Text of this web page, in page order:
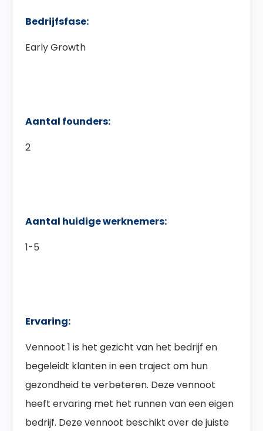
Bedrijfsfase:
Early Growth
Aantal founders:
2
Aantal huidige werknemers:
1-5
Ervaring:
Vennoot 1 is het gezicht van het bedrijf en
begeleidt klanten in een traject om hun
gezondheid te verbeteren. Deze vennoot
heeft ervaring met het runnen van een eigen
bedrijf. Deze vennoot beschikt over de juiste